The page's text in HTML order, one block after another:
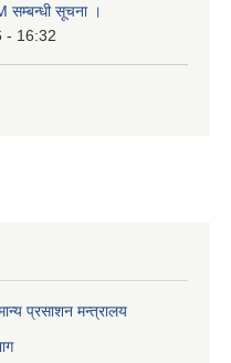
सम्बन्धी सूचना ।
- 16:32
प्रसाशन मन्त्रालय